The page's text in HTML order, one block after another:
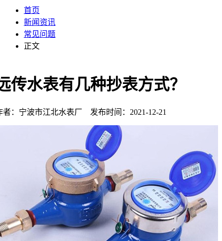
首页
新闻资讯
常见问题
正文
传水表有几种抄表方式？
者：宁波市江北水表厂 发布时间：2021-12-21